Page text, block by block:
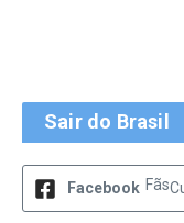
Sair do Brasil
Facebook Fãs